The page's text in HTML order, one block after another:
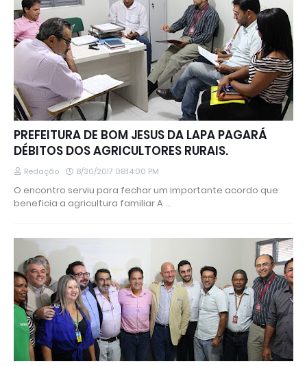
PREFEITURA DE BOM JESUS DA LAPA PAGARÁ
DÉBITOS DOS AGRICULTORES RURAIS.
Redação 8/30/2017 08:14:00 PM
O encontro serviu para fechar um importante acordo que
beneficia a agricultura familiar A …